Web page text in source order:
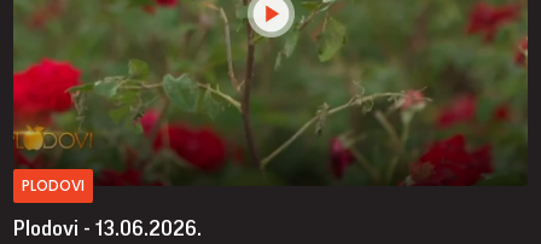
PLODOVI
Plodovi - 13.06.2026.